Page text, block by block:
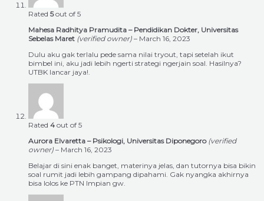
Rated 5out of 5
Mahesa Radhitya Pramudita – Pendidikan Dokter, Universitas
Sebelas Maret (verified owner) – March 16, 2023
Dulu aku gak terlalu pede sama nilai tryout, tapi setelah ikut
bimbel ini, aku jadi lebih ngerti strategi ngerjain soal. Hasilnya?
UTBK lancar jaya!.
Rated 4 out of 5
Aurora Elvaretta – Psikologi, Universitas Diponegoro (verified
owner) – March 16, 2023
Belajar di sini enak banget, materinya jelas, dan tutornya bisa bikin
soal rumit jadi lebih gampang dipahami. Gak nyangka akhirnya
bisa lolos ke PTN Impian gw.